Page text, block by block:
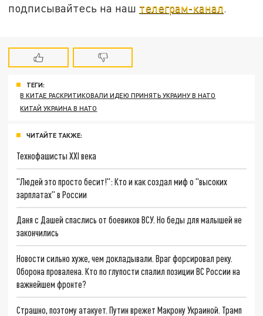
подписывайтесь на наш телеграм-канал.
ТЕГИ:
В КИТАЕ РАСКРИТИКОВАЛИ ИДЕЮ ПРИНЯТЬ УКРАИНУ В НАТО
КИТАЙ УКРАИНА В НАТО
ЧИТАЙТЕ ТАКЖЕ:
Технофашисты XXI века
"Людей это просто бесит!": Кто и как создал миф о "высоких
зарплатах" в России
Даня с Дашей спаслись от боевиков ВСУ. Но беды для малышей не
закончились
Новости сильно хуже, чем докладывали. Враг форсировал реку.
Оборона провалена. Кто по глупости спалил позиции ВС России на
важнейшем фронте?
Страшно, поэтому атакует. Путин врежет Макрону Украиной. Трамп